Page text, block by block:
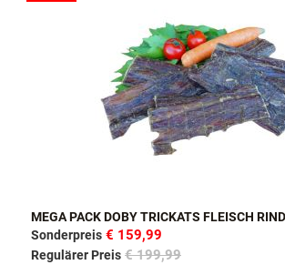
MEGA PACK DOBY TRICKATS FLEISCH RIND
Sonderpreis € 159,99
Regulärer Preis € 199,99